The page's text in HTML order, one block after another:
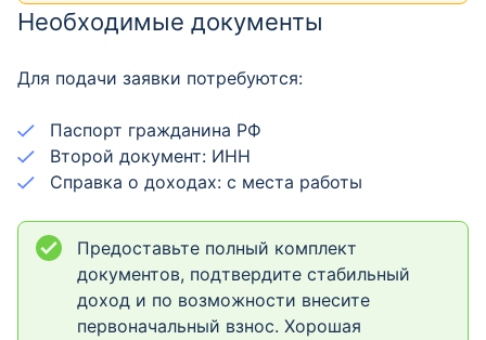
Необходимые документы
Для подачи заявки потребуются:
Паспорт гражданина РФ
Второй документ: ИНН
Справка о доходах: с места работы
Предоставьте полный комплект
документов, подтвердите стабильный
доход и по возможности внесите
первоначальный взнос. Хорошая